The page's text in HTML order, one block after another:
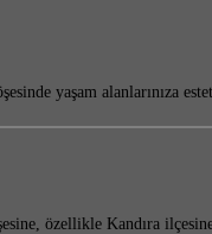
yaşam alanlarınıza
özellikle Kandıra